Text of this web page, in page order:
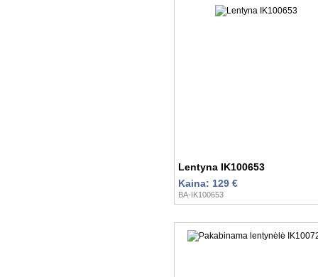
Lentyna IK100653
Kaina: 129 €
BA-IK100653